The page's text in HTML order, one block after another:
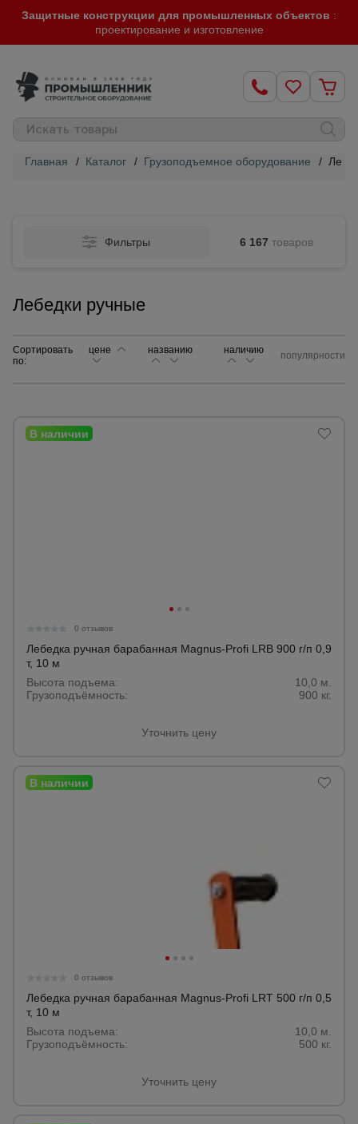
Защитные конструкции для промышленных объектов :
проектирование и изготовление
Главная / Каталог / Грузоподъемное оборудование /
Фильтры 6 167 товаров
Лебедки ручные
Сортировать
по:
цене названию наличию популярности
0 отзывов
Лебедка ручная барабанная Magnus-Profi LRB 900 г/п 0,9
т, 10 м
Высота подъема:
10,0 м.
Грузоподъёмность:
900 кг.
Уточнить цену
0 отзывов
Лебедка ручная барабанная Magnus-Profi LRT 500 г/п 0,5
т, 10 м
Высота подъема:
10,0 м.
Грузоподъёмность:
500 кг.
Уточнить цену
Оборудование
арматурой
для бетонных
работ
склада
товаров